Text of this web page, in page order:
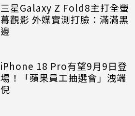
三星Galaxy Z Fold8主打全螢
幕觀影 外媒實測打臉：滿滿黑
邊
iPhone 18 Pro有望9月9日登
場！「蘋果員工抽選會」洩端
倪